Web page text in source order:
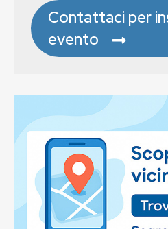
Contattaci per
evento